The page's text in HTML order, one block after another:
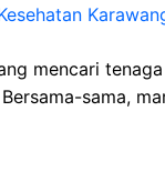
mencari
sama,